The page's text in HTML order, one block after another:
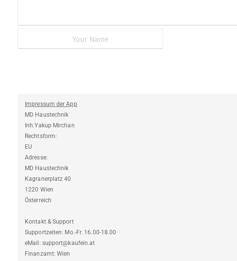
Impressum der App
MD Haustechnik
Inh.Yakup Mirchan
Rechtsform:
EU
Adresse:
MD Haustechnik
Kagranerplatz 40
1220 Wien
Österreich
Kontakt & Support
Supportzeiten: Mo.-Fr. 16.00-18.00
eMail: support@kaufein.at
Finanzamt: Wien